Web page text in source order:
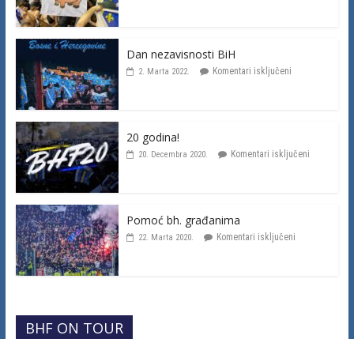
Dan nezavisnosti BiH
2. Marta 2022. Komentari isključeni
20 godina!
20. Decembra 2020. Komentari isključeni
Pomoć bh. građanima
22. Marta 2020. Komentari isključeni
BHF ON TOUR